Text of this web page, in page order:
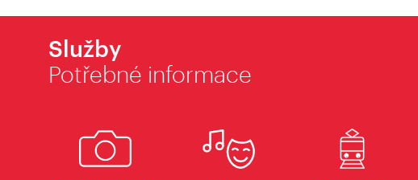
Služby
Potřebné informace